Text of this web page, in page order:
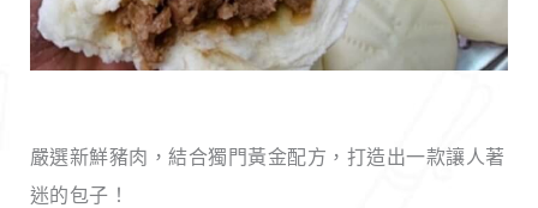
嚴選新鮮豬肉，結合獨門黃金配方，打造出一款讓人著
迷的包子！